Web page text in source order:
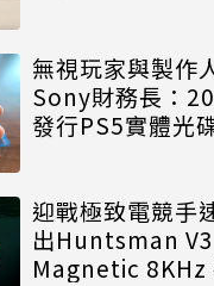
無視玩家與製作
Sony財務長：
發行PS5實體光
迎戰極致電競手
出Huntsman
Magnetic 8KHz